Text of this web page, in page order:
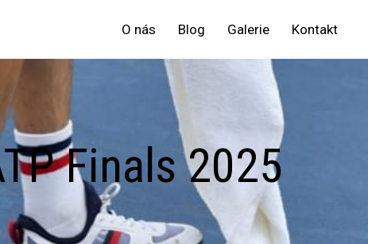
O nás Blog Galerie Kontakt
Finals 2025